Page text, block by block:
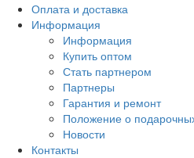
Оплата и доставка
Информация
Информация
Купить оптом
Стать партнером
Партнеры
Гарантия и ремонт
Положение о
Новости
Контакты